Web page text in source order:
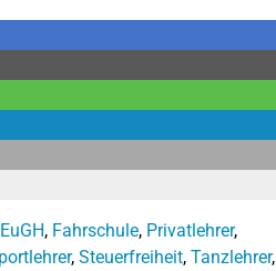
EuGH, Fahrschule, Privatlehrer,
, Steuerfreiheit, Tanzlehrer,